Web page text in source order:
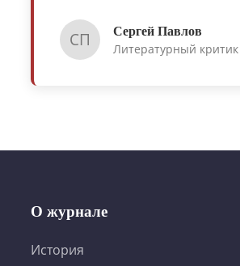
СП Сергей Павлов
Литературный критик
О журнале
История